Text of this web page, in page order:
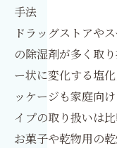
手法
ドラッグストアや
の除湿剤が多く取
ー状に変化する塩
ッケージも家庭向
イプの取り扱いは
お菓子や乾物用の